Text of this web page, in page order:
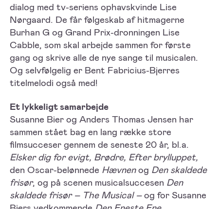
dialog med tv-seriens ophavskvinde Lise
Nørgaard. De får følgeskab af hitmagerne
Burhan G og Grand Prix-dronningen Lise
Cabble, som skal arbejde sammen for første
gang og skrive alle de nye sange til musicalen.
Og selvfølgelig er Bent Fabricius-Bjerres
titelmelodi også med!
Et lykkeligt samarbejde
Susanne Bier og Anders Thomas Jensen har
sammen stået bag en lang række store
filmsucceser gennem de seneste 20 år, bl.a.
Elsker dig for evigt, Brødre, Efter brylluppet,
den Oscar-belønnede Hævnenog Den skaldede
frisør, og på scenen musicalsuccesen Den
skaldede frisør – The Musical –og for Susanne